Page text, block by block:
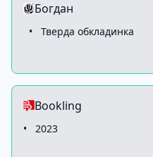
Богдан
• Тверда обкладинка
Bookling
• 2023